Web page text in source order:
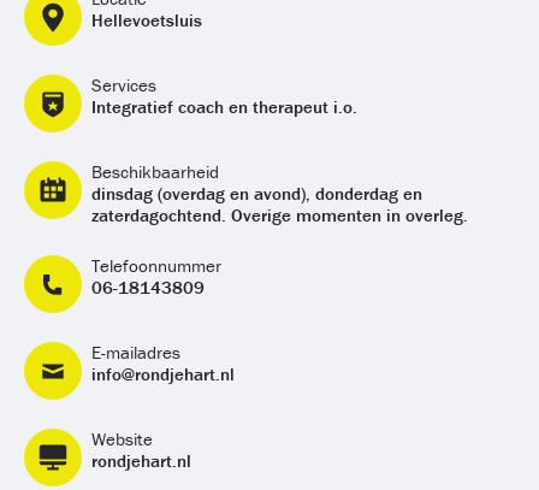
Hellevoetsluis
Services
Integratief coach en therapeut i.o.
Beschikbaarheid
dinsdag (overdag en avond), donderdag en
zaterdagochtend. Overige momenten in overleg.
Telefoonnummer
06-18143809
E-mailadres
info@rondjehart.nl
Website
rondjehart.nl